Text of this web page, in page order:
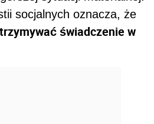
socjalnych oznacza, że
świadczenie w